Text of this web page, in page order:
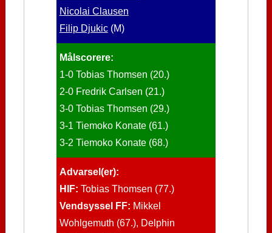
Nicolai Clausen
Filip Djukic(M)
Målscorere:
1-0 Tobias Thomsen (20.)
2-0 Fredrik Carlsen (21.)
3-0 Tobias Thomsen (29.)
3-1 Tiemoko Konate (61.)
3-2 Tiemoko Konate (68.)
Advarsel(er):
HIF: Tobias Thomsen (77.)
Vendsyssel FF: Mikkel
Wohlgemuth (67.), Delphin